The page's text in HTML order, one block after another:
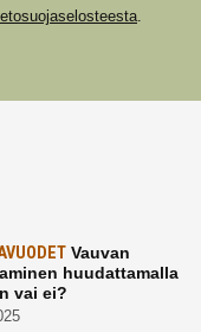
.
Vauvan
huudattamalla
vai ei?